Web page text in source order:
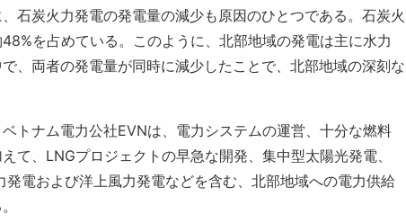
石炭火力発電の発電量の減少も原因のひとつである。石炭火
を占めている。このように、北部地域の発電は主に水力
、両者の発電量が同時に減少したことで、北部地域の深刻な
トナム電力公社EVNは、電力システムの運営、十分な燃料
て、LNGプロジェクトの早急な開発、集中型太陽光発電、
電および洋上風力発電などを含む、北部地域への電力供給